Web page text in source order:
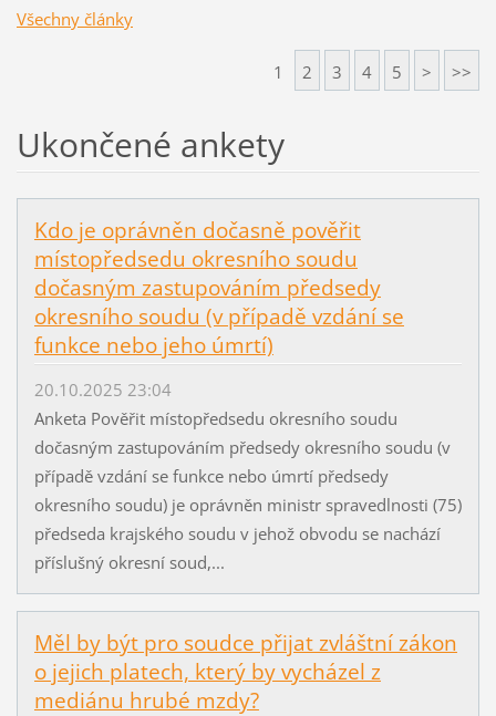
Všechny články
1 2 3 4 5 > >>
Ukončené ankety
Kdo je oprávněn dočasně pověřit
místopředsedu okresního soudu
dočasným zastupováním předsedy
okresního soudu (v případě vzdání se
funkce nebo jeho úmrtí)
20.10.2025 23:04
Anketa Pověřit místopředsedu okresního soudu
dočasným zastupováním předsedy okresního soudu (v
případě vzdání se funkce nebo úmrtí předsedy
okresního soudu) je oprávněn ministr spravedlnosti (75)
předseda krajského soudu v jehož obvodu se nachází
příslušný okresní soud,...
Měl by být pro soudce přijat zvláštní zákon
o jejich platech, který by vycházel z
mediánu hrubé mzdy?